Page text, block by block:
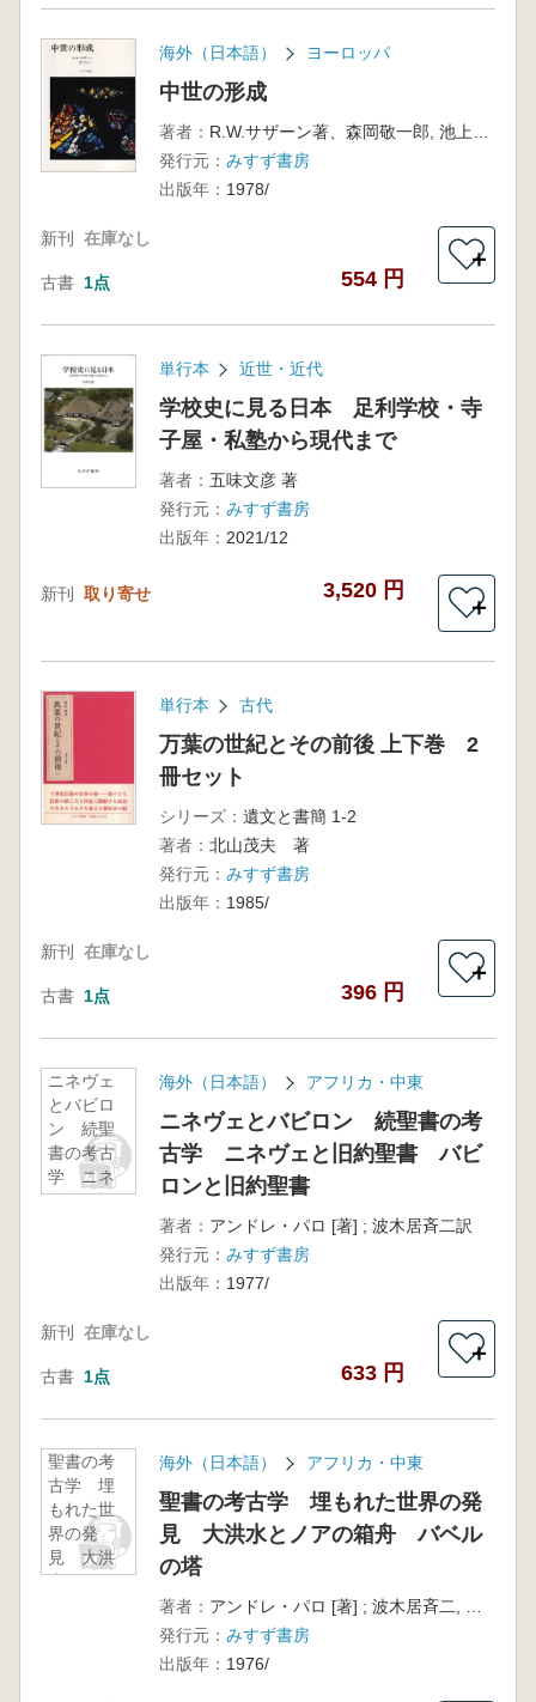
海外（日本語） ヨーロッパ
中世の形成
著者：
発行元： みすず書房
出版年： 1978/
新刊 在庫なし
古書 1点 554 円
＋
単行本 近世・近代
学校史に見る日本 足利学校・寺
子屋・私塾から現代まで
著者： 五味文彦 著
発行元： みすず書房
出版年： 2021/12
新刊 取り寄せ 3,520 円
＋
単行本 古代
万葉の世紀とその前後 上下巻 2
冊セット
シリーズ： 遺文と書簡 1-2
著者： 北山茂夫 著
発行元： みすず書房
出版年： 1985/
新刊 在庫なし
古書 1点 396 円
＋
ニネヴェ
とバビロ
ン 続聖
書の考古
学 ニネ
ヴェと旧
海外（日本語） アフリカ・中東
ニネヴェとバビロン 続聖書の考
古学 ニネヴェと旧約聖書 バビ
ロンと旧約聖書
著者： アンドレ・パロ [著] ; 波木居斉二訳
発行元： みすず書房
出版年： 1977/
新刊 在庫なし
古書 1点 633 円
＋
聖書の考
古学 埋
もれた世
界の発
見 大洪
水とノア
海外（日本語） アフリカ・中東
聖書の考古学 埋もれた世界の発
見 大洪水とノアの箱舟 バベル
の塔
著者：
発行元： みすず書房
出版年： 1976/